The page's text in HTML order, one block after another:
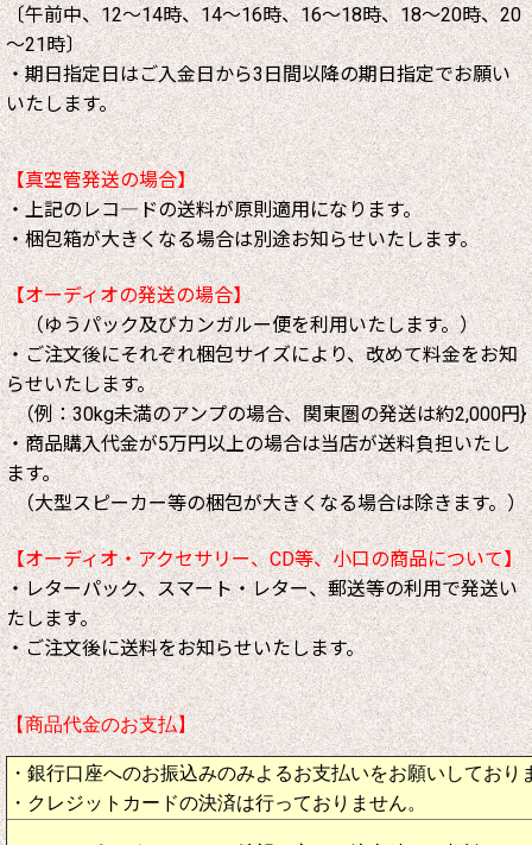
〔午前中、12～14時、14～16時、16～18時、18～20時、20
～21時〕
・期日指定日はご入金日から3日間以降の期日指定でお願い
いたします。
【真空管発送の場合】
・上記のレコ―ドの送料が原則適用になります。
・梱包箱が大きくなる場合は別途お知らせいたします。
【オーディオの発送の場合】
（ゆうパック及びカンガルー便を利用いたします。）
・ご注文後にそれぞれ梱包サイズにより、改めて料金をお知
らせいたします。
（例：30kg未満のアンプの場合、関東圏の発送は約2,000円}
・商品購入代金が5万円以上の場合は当店が送料負担いたし
ます。
（大型スピーカー等の梱包が大きくなる場合は除きます。）
【オーディオ・アクセサリー、CD等、小口の商品について】
・レターパック、スマート・レター、郵送等の利用で発送い
たします。
・ご注文後に送料をお知らせいたします。
【商品代金のお支払】
・銀行口座へのお振込みのみよるお支払いをお願いしており
・クレジットカードの決済は行っておりません。